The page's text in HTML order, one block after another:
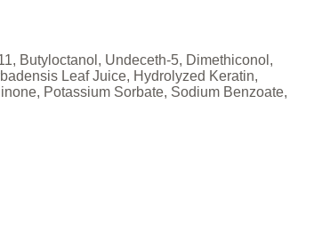
Butyloctanol, Undeceth-5, Dimethiconol,
Leaf Juice, Hydrolyzed Keratin,
Potassium Sorbate, Sodium Benzoate,